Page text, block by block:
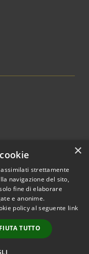
© 2026 • Comune di
Alcamo • Powered by
•
Accesso
redazione
×
strettamente
navigazione del sito,
fine di elaborare
e anonime.
policy al seguente link
TUTTO